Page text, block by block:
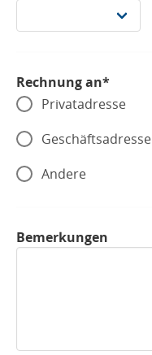
Rechnung an*
Privatadresse
Geschäftsadresse
Andere
Bemerkungen